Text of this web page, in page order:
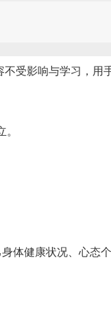
受影响与学习，用
健康状况、心态